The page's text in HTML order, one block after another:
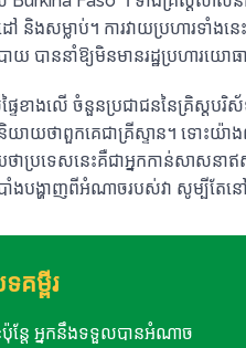
និង​សម្លាប់។ ការវាយប្រហារទាំងន
យ បាននាំឱ្យមិនមានរដ្ឋប្រហារយោធា
ទៃខាងលើ ចំនួនប្រជាជននៃគ្រិស្តប
យាយថាពួកគេជាគ្រីស្ទាន។ ទោះយ៉ា
ា​ប្រទេស​នេះ​គឺ​ជា​អ្នក​កាន់​សាសនា​
ាំងបង្ហាញពីអំណាចរបស់វា សូម្បីតែនៅ
គម្ពីរ
ន្តែ អ្នកនឹងទទួលបានអំណាច